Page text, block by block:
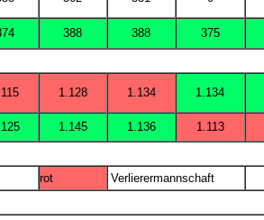
388 388 375
1.128 1.134 1.134
1.145 1.136 1.113
rot Verlierermannschaft